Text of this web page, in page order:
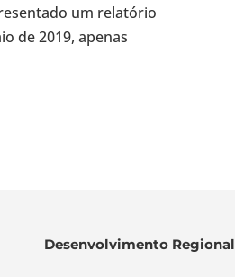
um relatório
de 2019, apenas
Desenvolvimento Regional